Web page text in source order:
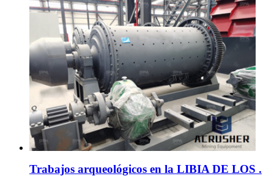
Trabajos arqueológicos en la LIBIA DE LOS .